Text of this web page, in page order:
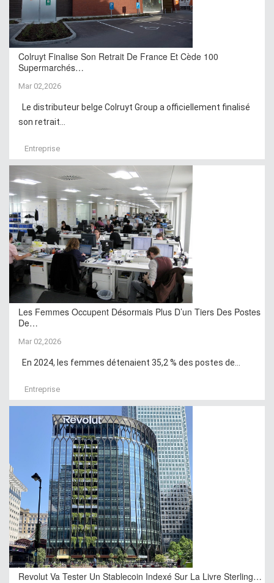
Colruyt Finalise Son Retrait De France Et Cède 100
Supermarchés…
Mar 02,2026
Le distributeur belge Colruyt Group a officiellement finalisé
son retrait...
Entreprise
Les Femmes Occupent Désormais Plus D’un Tiers Des Postes
De…
Mar 02,2026
En 2024, les femmes détenaient 35,2 % des postes de...
Entreprise
Revolut Va Tester Un Stablecoin Indexé Sur La Livre Sterling…